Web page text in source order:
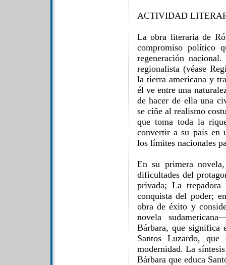
ACTIVIDAD
La obra literaria de
compromiso político
regeneración
regionalista (véase
la tierra americana y
él ve entre una
de hacer de ella una
se ciñe al realismo
que toma toda la
convertir a su país en
los límites nacionales
En su primera
dificultades del
privada; La
conquista del poder;
obra de éxito y
novela
Bárbara, que significa
Santos Luzardo,
modernidad. La
Bárbara que educa